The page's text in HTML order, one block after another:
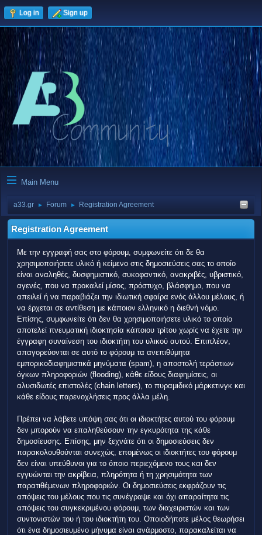
Log in Sign up
Main Menu
a33.gr ► Forum ► Registration Agreement
Registration Agreement
Με την εγγραφή σας στο φόρουμ, συμφωνείτε ότι δε θα
χρησιμοποιήσετε υλικό ή κείμενο στις δημοσιεύσεις σας το οποίο
είναι αναληθές, δυσφημιστικό, συκοφαντικό, ανακριβές, υβριστικό,
αγενές, που να προκαλεί μίσος, πρόστυχο, βλάσφημο, που να
απειλεί ή να παραβιάζει την ιδιωτική σφαίρα ενός άλλου μέλους, ή
να έρχεται σε αντίθεση με κάποιον ελληνικό η διεθνή νόμο.
Επίσης, συμφωνείτε ότι δεν θα χρησιμοποιήσετε υλικό το οποίο
αποτελεί πνευματική ιδιοκτησία κάποιου τρίτου χωρίς να έχετε την
έγγραφη συναίνεση του ιδιοκτήτη του υλικού αυτού. Επιπλέον,
απαγορεύονται σε αυτό το φόρουμ τα ανεπιθύμητα
εμπορικοδιαφημιστικά μηνύματα (spam), η αποστολή τεράστιων
όγκων πληροφοριών (flooding), κάθε είδους διαφημίσεις, οι
αλυσιδωτές επιστολές (chain letters), το πυραμιδικό μάρκετινγκ και
κάθε είδους παρενοχλήσεις προς άλλα μέλη.
Πρέπει να λάβετε υπόψη σας ότι οι ιδιοκτήτες αυτού του φόρουμ
δεν μπορούν να επαληθεύσουν την εγκυρότητα της κάθε
δημοσίευσης. Επίσης, μην ξεχνάτε ότι οι δημοσιεύσεις δεν
παρακολουθούνται συνεχώς, επομένως οι ιδιοκτήτες του φόρουμ
δεν είναι υπεύθυνοι για το όποιο περιεχόμενο τους και δεν
εγγυώνται την ακρίβεια, πληρότητα ή τη χρησιμότητα των
παρατιθέμενων πληροφοριών. Οι δημοσιεύσεις εκφράζουν τις
απόψεις του μέλους που τις συνέγραψε και όχι απαραίτητα τις
απόψεις του συγκεκριμένου φόρουμ, των διαχειριστών και των
συντονιστών του ή του ιδιοκτήτη του. Οποιοδήποτε μέλος θεωρήσει
ότι ένα δημοσιευμένο μήνυμα είναι ανάρμοστο, παρακαλείται να